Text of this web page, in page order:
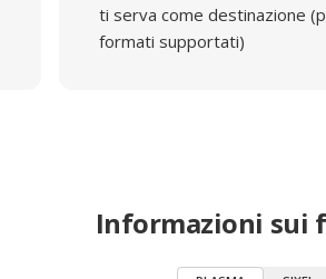
ti serva come destinazione
formati supportati)
Informazioni sui